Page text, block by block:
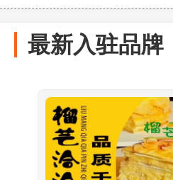
最新入驻品牌